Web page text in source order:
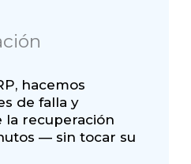
hacemos
de falla y
la recuperación
— sin tocar su